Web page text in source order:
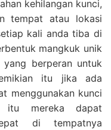
kehilangan kunci,
tempat atau lokasi
kali anda tiba di
mangkuk unik
berperan untuk
itu jika ada
menggunakan kunci
itu mereka dapat
di tempatnya